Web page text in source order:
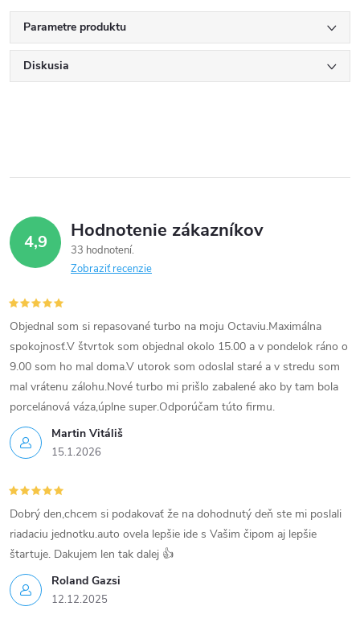
Parametre produktu
Diskusia
4,9 Hodnotenie zákazníkov
33 hodnotení
Zobraziť recenzie
Martin Vitáliš
15.1.2026
Objednal som si repasované turbo na moju Octaviu.Maximálna
spokojnosť.V štvrtok som objednal okolo 15.00 a v pondelok ráno o
9.00 som ho mal doma.V utorok som odoslal staré a v stredu som
mal vrátenu zálohu.Nové turbo mi prišlo zabalené ako by tam bola
porcelánová váza,úplne super.Odporúčam túto firmu.
Roland Gazsi
12.12.2025
Dobrý den,chcem si podakovať že na dohodnutý deň ste mi poslali
riadaciu jednotku.auto ovela lepšie ide s Vašim čipom aj lepšie
štartuje. Dakujem len tak dalej 👍